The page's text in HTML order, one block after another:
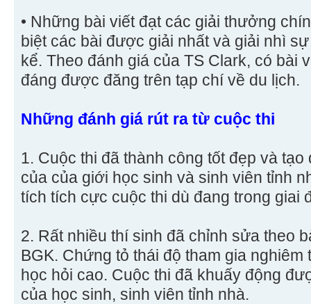
• Những bài viết đạt các giải thưởng
biệt các bài được giải nhất và giải nhì
kể. Theo đánh giá của TS Clark, có bài
đáng được đăng trên tạp chí về du lịch.
Những đánh giá rút ra từ cuộc thi
1. Cuộc thi đã thành công tốt đẹp và
của của giới học sinh và sinh viên tỉnh
tích tích cực cuộc thi dù đang trong giai
2. Rất nhiều thí sinh đã chỉnh sửa theo
BGK. Chứng tỏ thái độ tham gia nghiêm
học hỏi cao. Cuộc thi đã khuấy động
của học sinh, sinh viên tỉnh nhà.